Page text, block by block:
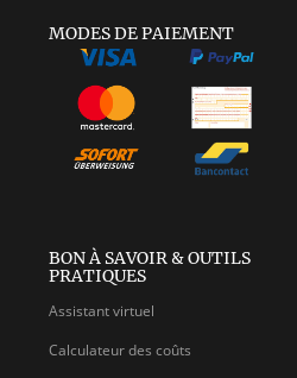
MODES DE PAIEMENT
BON À SAVOIR & OUTILS
PRATIQUES
Assistant virtuel
Calculateur des coûts